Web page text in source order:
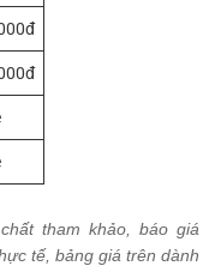
tham khảo, báo giá
tế, bảng giá trên dành